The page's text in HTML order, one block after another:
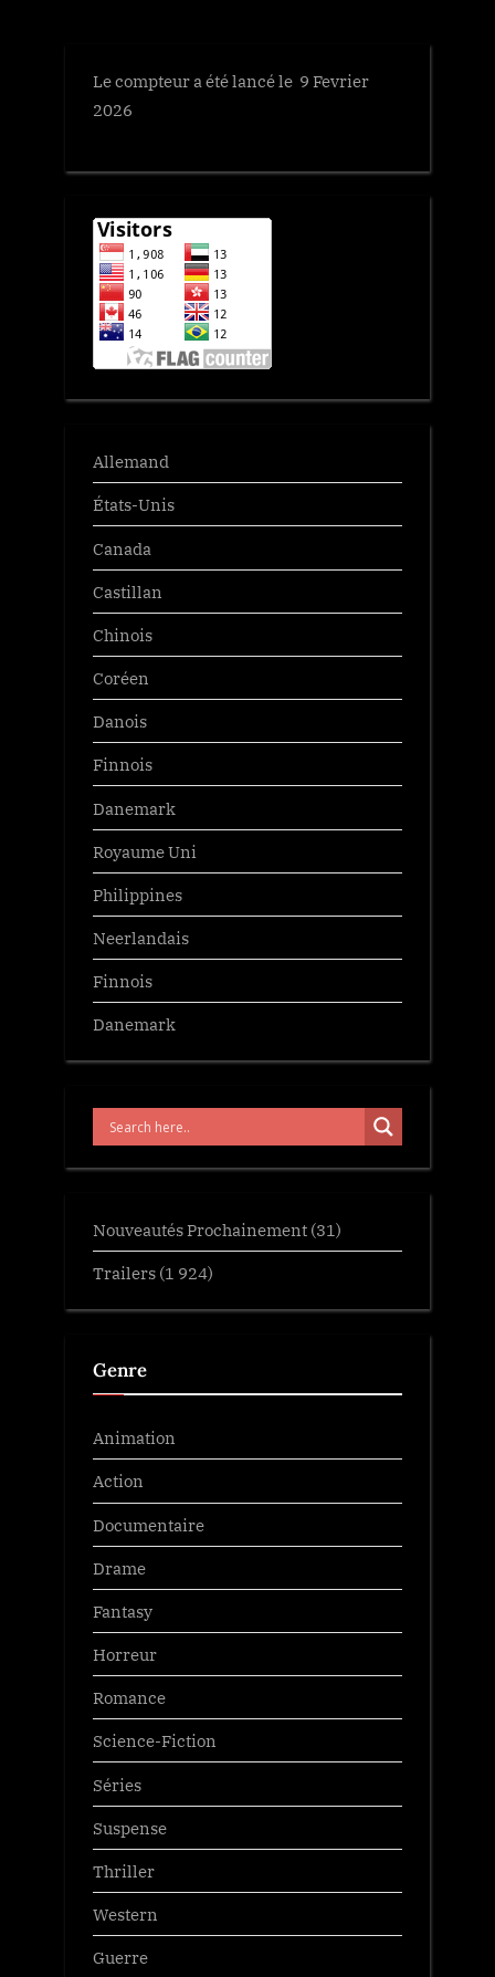
Le compteur a été lancé le 9 Fevrier
2026
Allemand
États-Unis
Canada
Castillan
Chinois
Coréen
Danois
Finnois
Danemark
Royaume Uni
Philippines
Neerlandais
Finnois
Danemark
Nouveautés Prochainement (31)
Trailers (1 924)
Genre
Animation
Action
Documentaire
Drame
Fantasy
Horreur
Romance
Science-Fiction
Séries
Suspense
Thriller
Western
Guerre